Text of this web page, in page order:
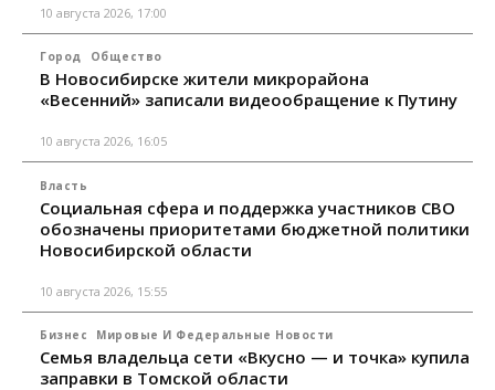
10 августа 2026, 17:00
Город Общество
В Новосибирске жители микрорайона
«Весенний» записали видеообращение к Путину
10 августа 2026, 16:05
Власть
Социальная сфера и поддержка участников СВО
обозначены приоритетами бюджетной политики
Новосибирской области
10 августа 2026, 15:55
Бизнес Мировые И Федеральные Новости
Семья владельца сети «Вкусно — и точка» купила
заправки в Томской области